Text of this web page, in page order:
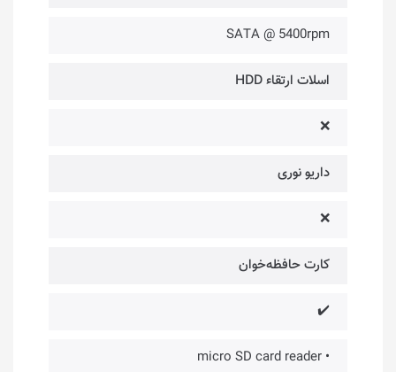
SATA @ 5400rpm
اسلات ارتقاء HDD
❌
داریو نوری
❌
کارت حافظه‌خوان
✔️
• micro SD card reader